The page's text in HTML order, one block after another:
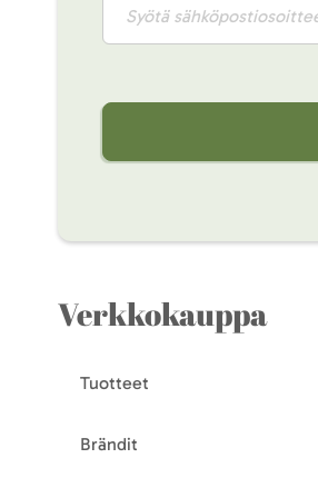
Verkkokauppa
Tuotteet
Brändit